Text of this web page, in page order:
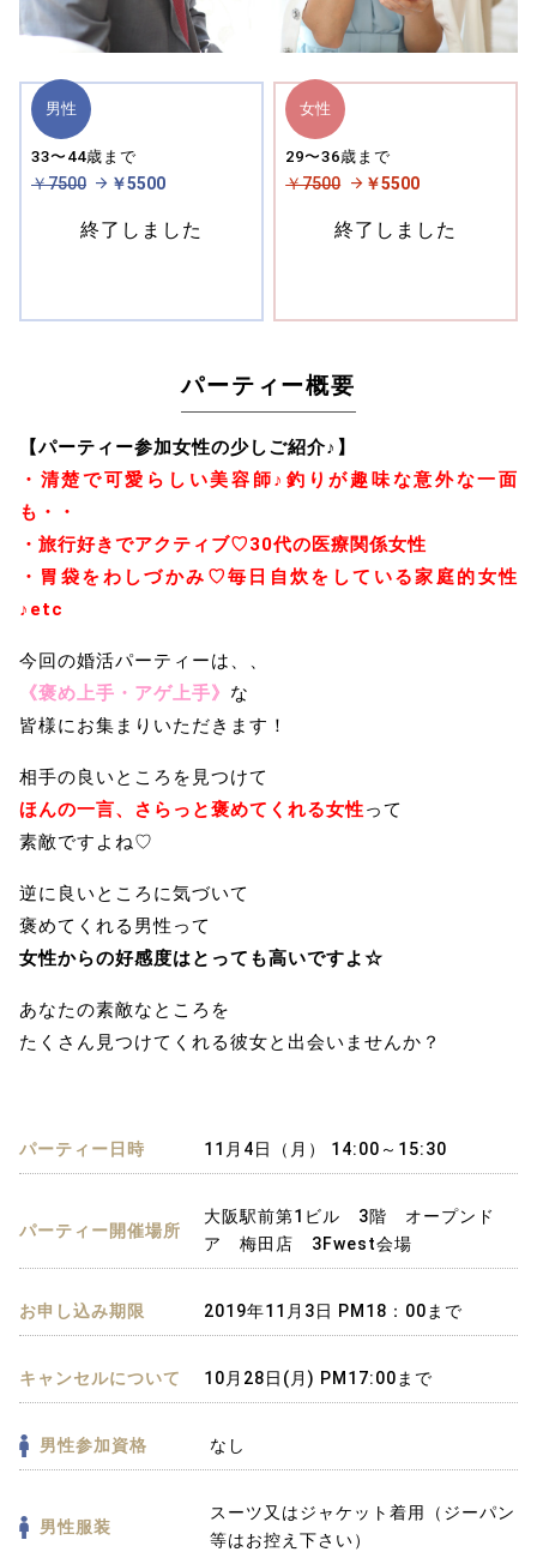
男性
33〜44歳まで
￥7500 ￥5500
終了しました
女性
29〜36歳まで
￥7500 ￥5500
終了しました
パーティー概要
【パーティー参加女性の少しご紹介♪】
・清楚で可愛らしい美容師♪釣りが趣味な意外な一面
も・・
・旅行好きでアクティブ♡30代の医療関係女性
・胃袋をわしづかみ♡毎日自炊をしている家庭的女性
♪etc
今回の婚活パーティーは、、
《褒め上手・アゲ上手》 な
皆様にお集まりいただきます！
相手の良いところを見つけて
ほんの一言、さらっと褒めてくれる女性って
素敵ですよね♡
逆に良いところに気づいて
褒めてくれる男性って
女性からの好感度はとっても高いですよ☆
あなたの素敵なところを
たくさん見つけてくれる彼女と出会いませんか？
パーティー日時 11月4日（月） 14:00～15:30
パーティー開催場所
大阪駅前第1ビル 3階 オープンド
ア 梅田店 3Fwest会場
お申し込み期限 2019年11月3日 PM18：00まで
キャンセルについて 10月28日(月) PM17:00まで
男性参加資格 なし
男性服装
スーツ又はジャケット着用（ジーパン
等はお控え下さい）